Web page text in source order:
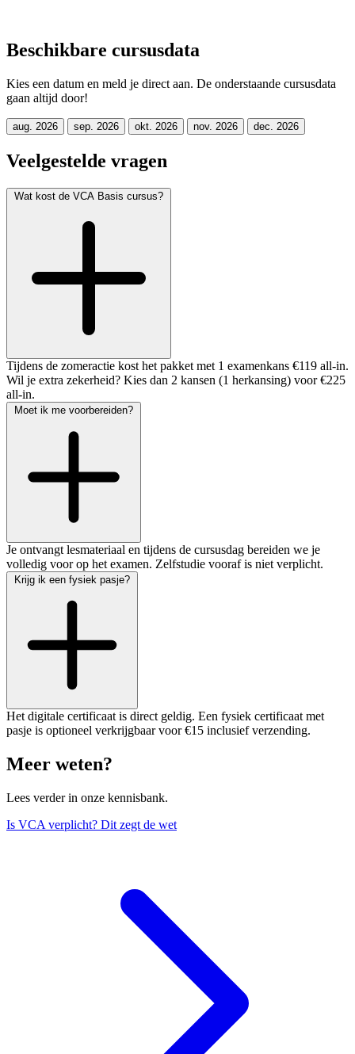
Beschikbare cursusdata
Kies een datum en meld je direct aan. De onderstaande cursusdata
gaan altijd door!
aug. 2026 sep. 2026 okt. 2026 nov. 2026 dec. 2026
Veelgestelde vragen
Wat kost de VCA Basis cursus?
Tijdens de zomeractie kost het pakket met 1 examenkans €119 all-in.
Wil je extra zekerheid? Kies dan 2 kansen (1 herkansing) voor €225
all-in.
Moet ik me voorbereiden?
Je ontvangt lesmateriaal en tijdens de cursusdag bereiden we je
volledig voor op het examen. Zelfstudie vooraf is niet verplicht.
Krijg ik een fysiek pasje?
Het digitale certificaat is direct geldig. Een fysiek certificaat met
pasje is optioneel verkrijgbaar voor €15 inclusief verzending.
Meer weten?
Lees verder in onze kennisbank.
Is VCA verplicht? Dit zegt de wet